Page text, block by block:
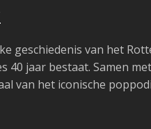
geschiedenis van het
40 jaar bestaat. Samen
van het iconische